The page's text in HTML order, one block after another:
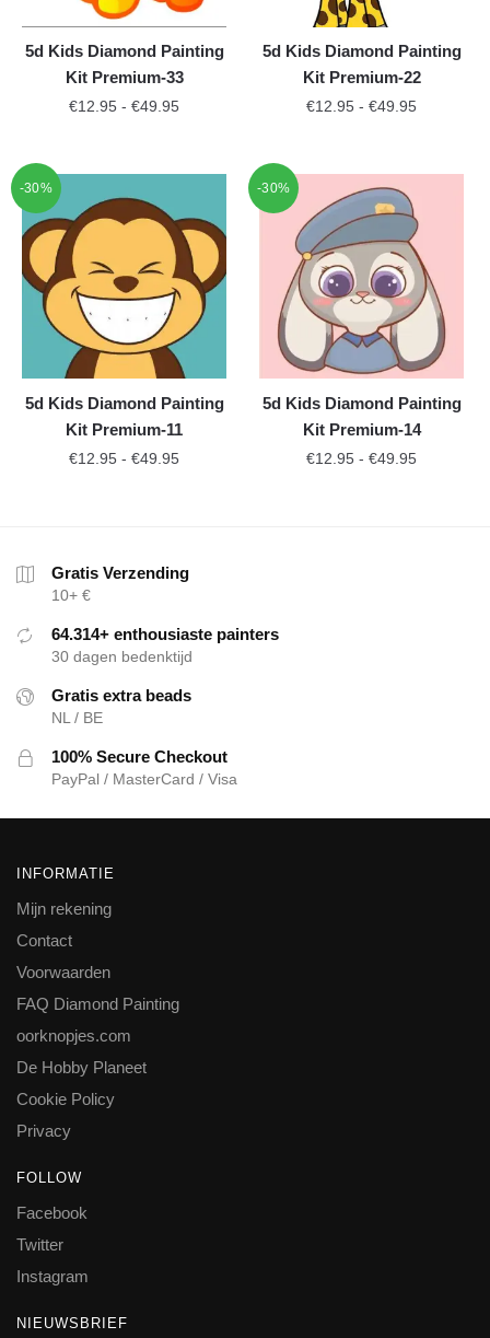
5d Kids Diamond Painting
Kit Premium-33
€12.95 - €49.95
5d Kids Diamond Painting
Kit Premium-22
€12.95 - €49.95
-30%
5d Kids Diamond Painting
Kit Premium-11
€12.95 - €49.95
-30%
5d Kids Diamond Painting
Kit Premium-14
€12.95 - €49.95
Gratis Verzending
10+ €
64.314+ enthousiaste painters
30 dagen bedenktijd
Gratis extra beads
NL / BE
100% Secure Checkout
PayPal / MasterCard / Visa
INFORMATIE
Mijn rekening
Contact
Voorwaarden
FAQ Diamond Painting
oorknopjes.com
De Hobby Planeet
Cookie Policy
Privacy
FOLLOW
Facebook
Twitter
Instagram
NIEUWSBRIEF